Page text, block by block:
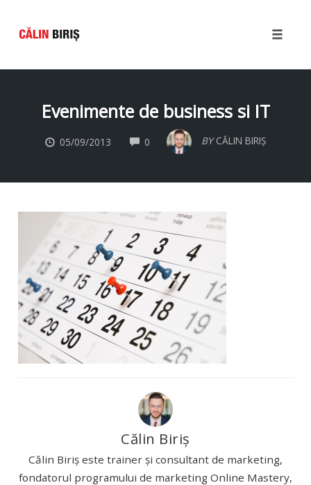
Evenimente de business si IT
05/09/2013 0 COMMENTS BY CĂLIN BIRIȘ
Călin Biriș
Călin Biriș este trainer și consultant de marketing,
fondatorul programului de marketing Online Mastery,